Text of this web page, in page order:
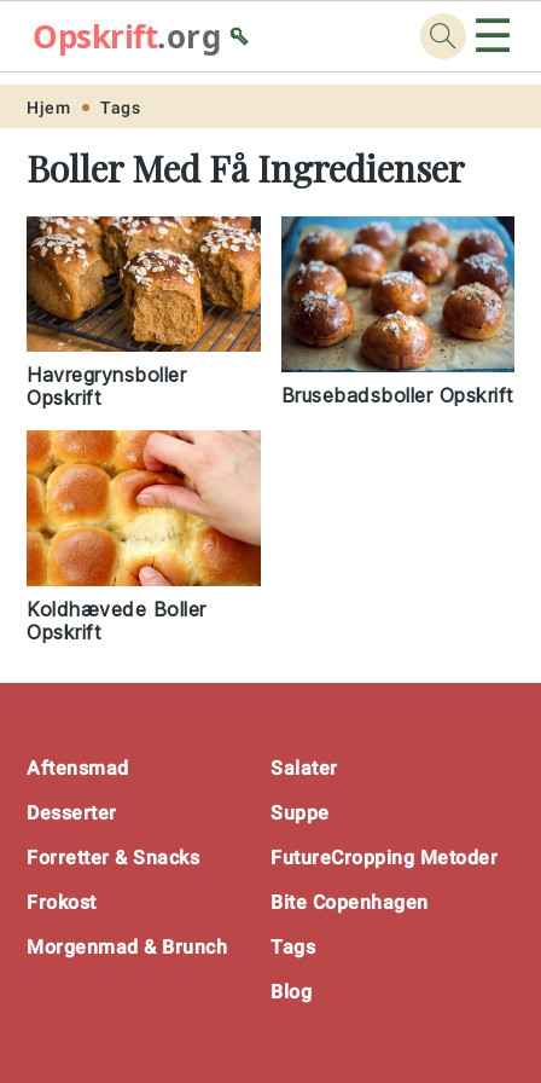
Skip
primary
navigation
Skip
main
content
Skip
primary
sidebar
Skip
footer
Opskrift.org🥄 ☰
Hjem Tags
Boller Med Få Ingredienser
Havregrynsboller
Opskrift
Brusebadsboller Opskrift
Koldhævede Boller
Opskrift
Footer
Aftensmad
Desserter
Forretter & Snacks
Frokost
Morgenmad & Brunch
Salater
Suppe
FutureCropping Metoder
Bite Copenhagen
Tags
Blog